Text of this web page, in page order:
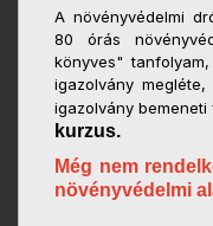
A növényvédelmi
80 órás
könyves"
igazolvány
igazolvány bemeneti
kurzus.
Még nem
növényvédelmi